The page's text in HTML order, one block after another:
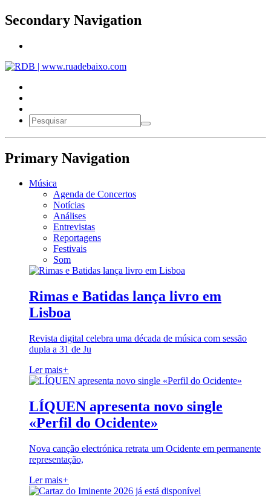
Secondary Navigation
Primary Navigation
Música
Agenda de Concertos
Notícias
Análises
Entrevistas
Reportagens
Festivais
Som
Rimas e Batidas lança livro em
Lisboa
Revista digital celebra uma década de música com sessão
dupla a 31 de Ju
Ler mais+
LÍQUEN apresenta novo single
«Perfil do Ocidente»
Nova canção electrónica retrata um Ocidente em permanente
representação,
Ler mais+